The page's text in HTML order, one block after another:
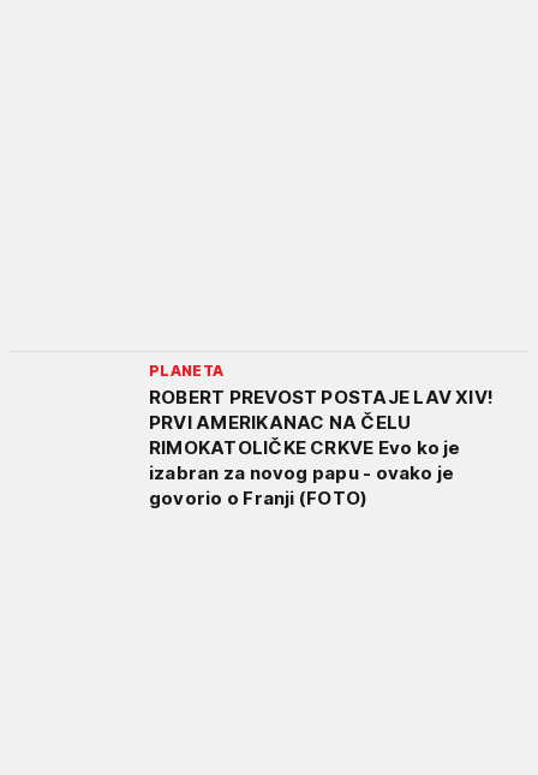
PLANETA
ROBERT PREVOST POSTAJE LAV XIV!
PRVI AMERIKANAC NA ČELU
RIMOKATOLIČKE CRKVE Evo ko je
izabran za novog papu - ovako je
govorio o Franji (FOTO)